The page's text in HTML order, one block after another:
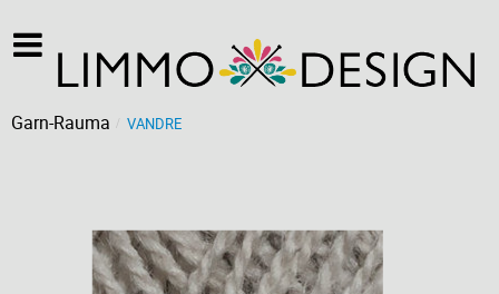
Garn-Rauma VANDRE